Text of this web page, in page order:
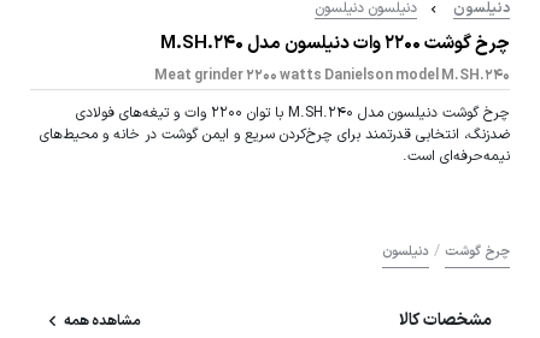
دنیلسون دنیلسون دنیلسون
چرخ گوشت ۲۲۰۰ وات دنیلسون مدل M.SH.240
Meat grinder 2200 watts Danielson model M.SH.240
چرخ گوشت دنیلسون مدل M.SH.240 با توان ۲۲۰۰ وات و تیغه‌های فولادی
ضدزنگ، انتخابی قدرتمند برای چرخ‌کردن سریع و ایمن گوشت در خانه و محیط‌های
نیمه‌حرفه‌ای است.
چرخ گوشت / دنیلسون
مشخصات کالا مشاهده همه